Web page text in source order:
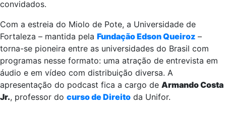
convidados.
Com a estreia do Miolo de Pote, a Universidade de
Fortaleza – mantida pela Fundação Edson Queiroz –
torna-se pioneira entre as universidades do Brasil com
programas nesse formato: uma atração de entrevista em
áudio e em vídeo com distribuição diversa. A
apresentação do podcast fica a cargo de Armando Costa
Jr., professor do curso de Direito da Unifor.